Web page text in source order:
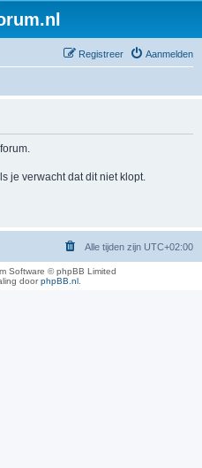
Aanmelden
Registreer
je verwacht dat dit niet klopt.
Alle tijden zijn UTC+02:00
Software © phpBB Limited
doorphpBB.nl